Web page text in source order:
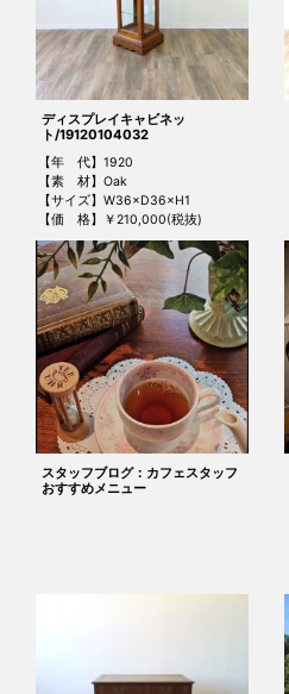
ディスプレイキャビネッ
ト/19120104032
【年 代】1920
【素 材】Oak
【サイズ】W36×D36×H1
【価 格】￥210,000(税抜)
スタッフブログ：カフェスタッフ
おすすめメニュー